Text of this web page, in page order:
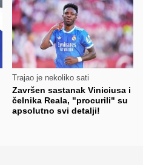
Trajao je nekoliko sati
Završen sastanak Viniciusa i
čelnika Reala, "procurili" su
apsolutno svi detalji!